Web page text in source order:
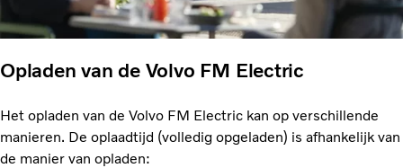
Opladen van de Volvo FM Electric
Het opladen van de Volvo FM Electric kan op verschillende
manieren. De oplaadtijd (volledig opgeladen) is afhankelijk van
de manier van opladen: